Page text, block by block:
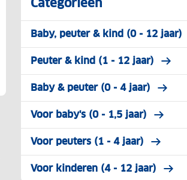
Baby, peuter & kind (0 - 12 jaar)
Peuter & kind (1 - 12 jaar)
Baby & peuter (0 - 4 jaar)
Voor baby's (0 - 1,5 jaar)
Voor peuters (1 - 4 jaar)
Voor kinderen (4 - 12 jaar)